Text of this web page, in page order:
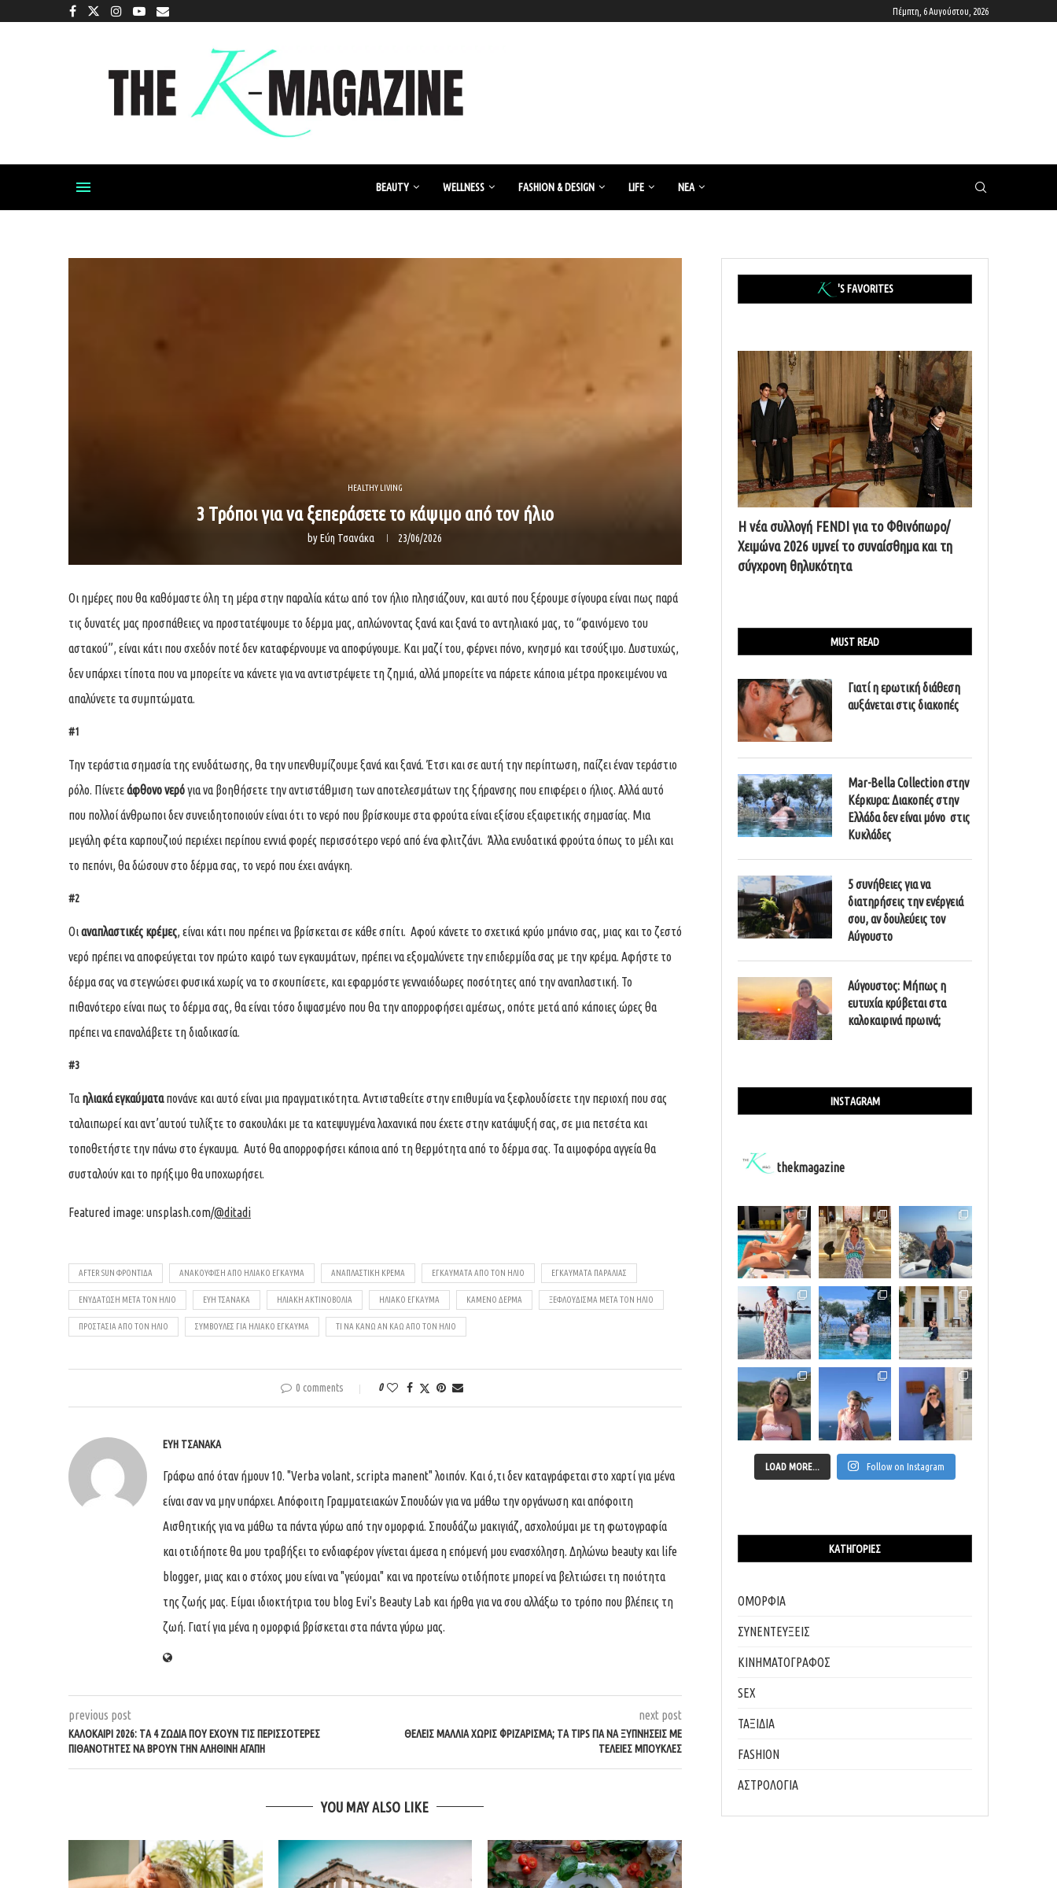
Πέμπτη, 6 Αυγούστου, 2026
BEAUTY WELLNESS FASHION & DESIGN LIFE ΝΈΑ
HEALTHY LIVING
3 Τρόποι για να ξεπεράσετε το κάψιμο από τον ήλιο
byΕύη Τσανάκα 23/06/2026
Οι ημέρες που θα καθόμαστε όλη τη μέρα στην παραλία κάτω από τον ήλιο πλησιάζουν, και αυτό που ξέρουμε σίγουρα είναι πως παρά
τις δυνατές μας προσπάθειες να προστατέψουμε το δέρμα μας, απλώνοντας ξανά και ξανά το αντηλιακό μας, το “φαινόμενο του
αστακού”, είναι κάτι που σχεδόν ποτέ δεν καταφέρνουμε να αποφύγουμε. Και μαζί του, φέρνει πόνο, κνησμό και τσούξιμο. Δυστυχώς,
δεν υπάρχει τίποτα που να μπορείτε να κάνετε για να αντιστρέψετε τη ζημιά, αλλά μπορείτε να πάρετε κάποια μέτρα προκειμένου να
απαλύνετε τα συμπτώματα.
#1
Την τεράστια σημασία της ενυδάτωσης, θα την υπενθυμίζουμε ξανά και ξανά. Έτσι και σε αυτή την περίπτωση, παίζει έναν τεράστιο
ρόλο. Πίνετεάφθονο νερόγια να βοηθήσετε την αντιστάθμιση των αποτελεσμάτων της ξήρανσης που επιφέρει ο ήλιος. Αλλά αυτό
που πολλοί άνθρωποι δεν συνειδητοποιούν είναι ότι το νερό που βρίσκουμε στα φρούτα είναι εξίσου εξαιρετικής σημασίας. Μια
μεγάλη φέτα καρπουζιού περιέχει περίπου εννιά φορές περισσότερο νερό από ένα φλιτζάνι. Άλλα ενυδατικά φρούτα όπως το μέλι και
το πεπόνι, θα δώσουν στο δέρμα σας, το νερό που έχει ανάγκη.
#2
Οιαναπλαστικές κρέμες, είναι κάτι που πρέπει να βρίσκεται σε κάθε σπίτι. Αφού κάνετε το σχετικά κρύο μπάνιο σας, μιας και το ζεστό
νερό πρέπει να αποφεύγεται τον πρώτο καιρό των εγκαυμάτων, πρέπει να εξομαλύνετε την επιδερμίδα σας με την κρέμα. Αφήστε το
δέρμα σας να στεγνώσει φυσικά χωρίς να το σκουπίσετε, και εφαρμόστε γενναιόδωρες ποσότητες από την αναπλαστική. Το
πιθανότερο είναι πως το δέρμα σας, θα είναι τόσο διψασμένο που θα την απορροφήσει αμέσως, οπότε μετά από κάποιες ώρες θα
πρέπει να επαναλάβετε τη διαδικασία.
#3
Τα ηλιακά εγκαύματαπονάνε και αυτό είναι μια πραγματικότητα. Αντισταθείτε στην επιθυμία να ξεφλουδίσετε την περιοχή που σας
ταλαιπωρεί και αντ’αυτού τυλίξτε το σακουλάκι με τα κατεψυγμένα λαχανικά που έχετε στην κατάψυξή σας, σε μια πετσέτα και
τοποθετήστε την πάνω στο έγκαυμα. Αυτό θα απορροφήσει κάποια από τη θερμότητα από το δέρμα σας. Τα αιμοφόρα αγγεία θα
συσταλούν και το πρήξιμο θα υποχωρήσει.
Featured image: unsplash.com/@ditadi
AFTER SUN ΦΡΟΝΤΊΔΑ ΑΝΑΚΟΎΦΙΣΗ ΑΠΌ ΗΛΙΑΚΌ ΈΓΚΑΥΜΑ ΑΝΑΠΛΑΣΤΙΚΉ ΚΡΈΜΑ ΕΓΚΑΎΜΑΤΑ ΑΠΌ ΤΟΝ ΉΛΙΟ ΕΓΚΑΎΜΑΤΑ ΠΑΡΑΛΊΑΣ
ΕΝΥΔΆΤΩΣΗ ΜΕΤΆ ΤΟΝ ΉΛΙΟ ΕΥΗ ΤΣΑΝΑΚΑ ΗΛΙΑΚΉ ΑΚΤΙΝΟΒΟΛΊΑ ΗΛΙΑΚΌ ΈΓΚΑΥΜΑ ΚΑΜΈΝΟ ΔΈΡΜΑ ΞΕΦΛΟΎΔΙΣΜΑ ΜΕΤΆ ΤΟΝ ΉΛΙΟ
ΠΡΟΣΤΑΣΊΑ ΑΠΌ ΤΟΝ ΉΛΙΟ ΣΥΜΒΟΥΛΈΣ ΓΙΑ ΗΛΙΑΚΌ ΈΓΚΑΥΜΑ ΤΙ ΝΑ ΚΆΝΩ ΑΝ ΚΑΏ ΑΠΌ ΤΟΝ ΉΛΙΟ
0 comments 0
ΕΎΗ ΤΣΑΝΆΚΑ
Γράφω από όταν ήμουν 10. "Verba volant, scripta manent" λοιπόν. Και ό,τι δεν καταγράφεται στο χαρτί για μένα
είναι σαν να μην υπάρχει. Απόφοιτη Γραμματειακών Σπουδών για να μάθω την οργάνωση και απόφοιτη
Αισθητικής για να μάθω τα πάντα γύρω από την ομορφιά. Σπουδάζω μακιγιάζ, ασχολούμαι με τη φωτογραφία
και οτιδήποτε θα μου τραβήξει το ενδιαφέρον γίνεται άμεσα η επόμενή μου ενασχόληση. Δηλώνω beauty και life
blogger, μιας και ο στόχος μου είναι να "γεύομαι" και να προτείνω οτιδήποτε μπορεί να βελτιώσει τη ποιότητα
της ζωής μας. Είμαι ιδιοκτήτρια του blog Evi's Beauty Lab και ήρθα για να σου αλλάξω το τρόπο που βλέπεις τη
ζωή. Γιατί για μένα η ομορφιά βρίσκεται στα πάντα γύρω μας.
previous post
ΚΑΛΟΚΑΊΡΙ 2026: ΤΑ 4 ΖΏΔΙΑ ΠΟΥ ΈΧΟΥΝ ΤΙΣ ΠΕΡΙΣΣΌΤΕΡΕΣ
ΠΙΘΑΝΌΤΗΤΕΣ ΝΑ ΒΡΟΥΝ ΤΗΝ ΑΛΗΘΙΝΉ ΑΓΆΠΗ
next post
ΘΈΛΕΙΣ ΜΑΛΛΙΆ ΧΩΡΊΣ ΦΡΙΖΆΡΙΣΜΑ; ΤΑ TIPS ΓΙΑ ΝΑ ΞΥΠΝΉΣΕΙΣ ΜΕ
ΤΈΛΕΙΕΣ ΜΠΟΎΚΛΕΣ
YOU MAY ALSO LIKE
'S FAVORITES
Η νέα συλλογή FENDI για το Φθινόπωρο/
Χειμώνα 2026 υμνεί το συναίσθημα και τη
σύγχρονη θηλυκότητα
MUST READ
Γιατί η ερωτική διάθεση
αυξάνεται στις διακοπές
Mar-Bella Collection στην
Κέρκυρα: Διακοπές στην
Ελλάδα δεν είναι μόνο στις
Κυκλάδες
5 συνήθειες για να
διατηρήσεις την ενέργειά
σου, αν δουλεύεις τον
Αύγουστο
Αύγουστος: Μήπως η
ευτυχία κρύβεται στα
καλοκαιρινά πρωινά;
INSTAGRAM
thekmagazine
LOAD MORE... Follow on Instagram
ΚΑΤΗΓΟΡΊΕΣ
ΟΜΟΡΦΙΑ
ΣΥΝΕΝΤΕΥΞΕΙΣ
ΚΙΝΗΜΑΤΟΓΡΑΦΟΣ
SEX
ΤΑΞΙΔΙΑ
FASHION
ΑΣΤΡΟΛΟΓΙΑ